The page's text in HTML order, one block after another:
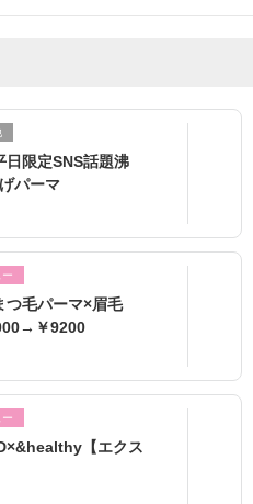
日限定SNS話題沸
パーマ
つ毛パーマ×眉毛
￥9200
【エクス